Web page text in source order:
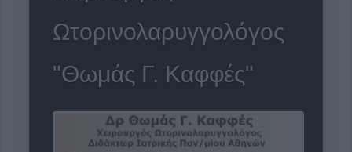
Ωτορινολαρυγγολόγος
"Θωμάς Γ. Καφφές"